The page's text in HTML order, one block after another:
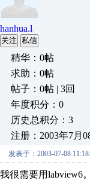
hanhua.l
关注 私信
精华：0帖
求助：0帖
帖子：0帖 | 3回
年度积分：0
历史总积分：3
注册：2003年7月
发表于：2003-07-08
我很需要用labview6